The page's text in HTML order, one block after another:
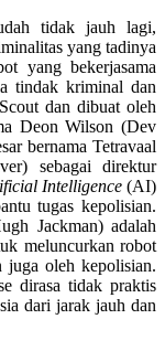
tidak jauh lagi,
yang tadinya
yang bekerjasama
tindak kriminal dan
dan dibuat oleh
Deon Wilson (Dev
bernama Tetravaal
sebagai direktur
Intelligence(AI)
tugas kepolisian.
Jackman) adalah
meluncurkan robot
juga oleh kepolisian.
dirasa tidak praktis
dari jarak jauh dan